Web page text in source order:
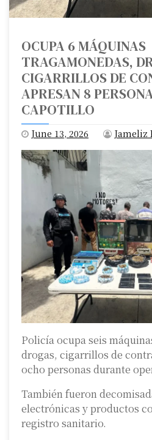
OCUPA 6 MÁQUINAS
TRAGAMONEDAS,
CIGARRILLOS DE
APRESAN 8
CAPOTILLO
June 13, 2026 Jameliz
Policía ocupa seis
drogas, cigarrillos de
ocho personas durante
También fueron
electrónicas y productos
registro sanitario.